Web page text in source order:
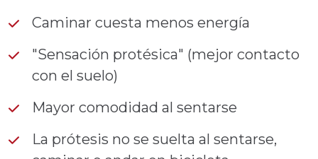
Caminar cuesta menos energía
"Sensación protésica" (mejor contacto
con el suelo)
Mayor comodidad al sentarse
La prótesis no se suelta al sentarse,